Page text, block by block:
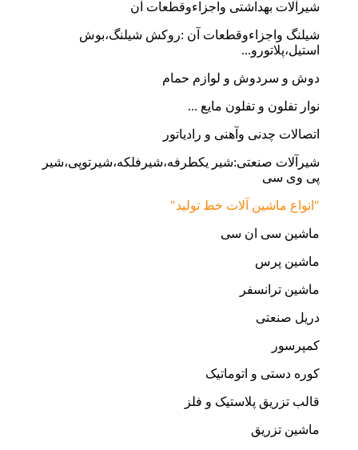
شیرآلات بهداشتی واجزاءوقطعات آن
شیلنگ واجزاءوقطعات آن :روکش شیلنگ،بوش
استیل،پلاتورو...
دوش و سردوش و لوازم حمام
نوار تفلون و تفلون مایع ...
اتصالات چدنی وآهنی و رادیاتور
شیرآلات صنعتی:شیر یکطرفه،شیرفلکه،شیرتوپی،شیر
پی وی سی
"انواع ماشین آلات خط تولید"
ماشین سی ان سی
ماشین پرس
ماشین ترانسفر
دریل صنعتی
کمپرسور
کوره دستی و اتوماتیک
قالب تزریق پلاستیک و فلز
ماشین تزریق